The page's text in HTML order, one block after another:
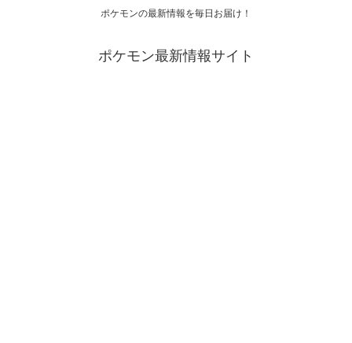
ポケモンの最新情報を毎日お届け！
ポケモン最新情報サイト